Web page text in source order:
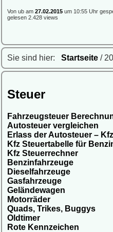
Sie sind hier: Startseite /
Steuer
Fahrzeugsteuer
Autosteuer vergleichen
Erlass der Autosteuer –
Kfz Steuertabelle für
Kfz Steuerrechner
Benzinfahrzeuge
Dieselfahrzeuge
Gasfahrzeuge
Geländewagen
Motorräder
Quads, Trikes, Buggys
Oldtimer
Rote Kennzeichen
Von ub am 27.02.2015 um 10:55 Uhr
gelesen 2.428 views